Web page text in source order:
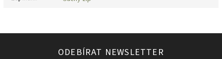
ODEBÍRAT NEWSLETTER